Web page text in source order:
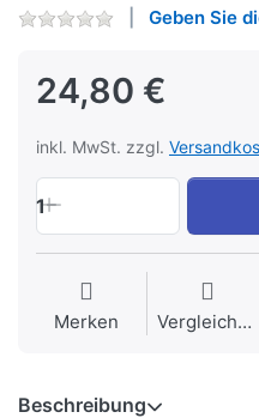
Geben Sie
24,80 €
inkl. MwSt. zzgl.
1
Merken Vergleichen
Beschreibung